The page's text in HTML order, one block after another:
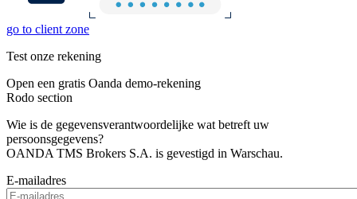
go to client zone
Test onze rekening
Open een gratis Oanda demo-rekening
Rodo section
Wie is de gegevensverantwoordelijke wat betreft uw
persoonsgegevens?
OANDA TMS Brokers S.A. is gevestigd in Warschau.
E-mailadres